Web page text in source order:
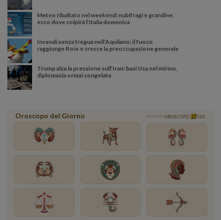
Meteo ribaltato nel weekend: nubifragi e grandine,
ecco dove colpirà l’Italia domenica
Incendi senza tregua nell’Aquilano: il fuoco
raggiunge Roio e cresce la preoccupazione generale
Trump alza la pressione sull’Iran: basi Usa nel mirino,
diplomazia ormai congelata
Oroscopo del Giorno powered by OROSCOPO ORE